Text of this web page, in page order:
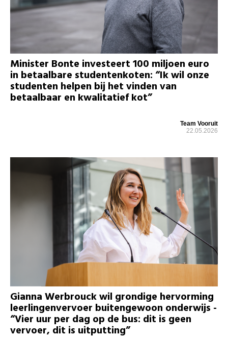
Minister Bonte investeert 100 miljoen euro
in betaalbare studentenkoten: “Ik wil onze
studenten helpen bij het vinden van
betaalbaar en kwalitatief kot”
Team Vooruit
22.05.2026
Gianna Werbrouck wil grondige hervorming
leerlingenvervoer buitengewoon onderwijs -
“Vier uur per dag op de bus: dit is geen
vervoer, dit is uitputting”